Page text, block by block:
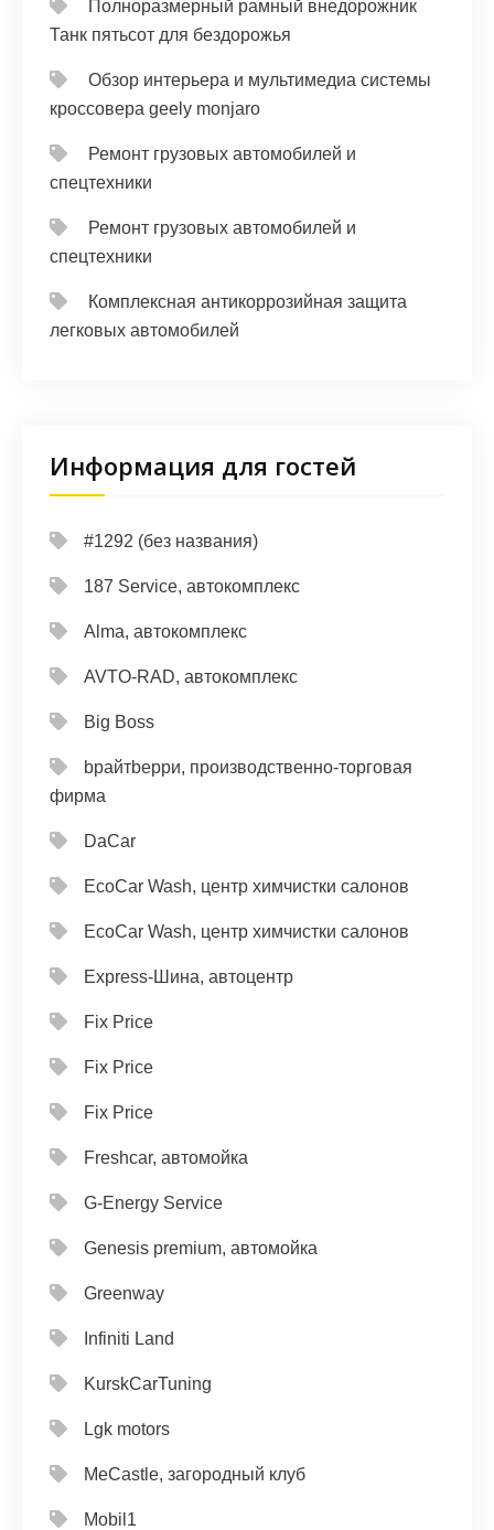
Полноразмерный рамный внедорожник
Танк пятьсот для бездорожья
Обзор интерьера и мультимедиа системы
кроссовера geely monjaro
Ремонт грузовых автомобилей и
спецтехники
Ремонт грузовых автомобилей и
спецтехники
Комплексная антикоррозийная защита
легковых автомобилей
Информация для гостей
#1292 (без названия)
187 Service, автокомплекс
Alma, автокомплекс
AVTO-RAD, автокомплекс
Big Boss
bрайтbерри, производственно-торговая
фирма
DaCar
EcoCar Wash, центр химчистки салонов
EcoCar Wash, центр химчистки салонов
Express-Шина, автоцентр
Fix Price
Fix Price
Fix Price
Freshcar, автомойка
G-Energy Service
Genesis premium, автомойка
Greenway
Infiniti Land
KurskCarTuning
Lgk motors
MeCastle, загородный клуб
Mobil1